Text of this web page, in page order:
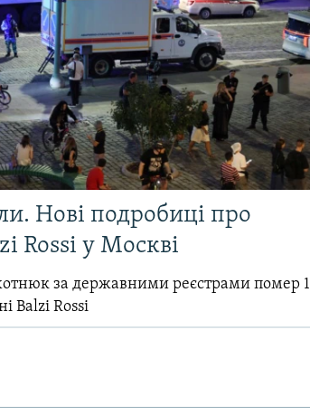
Нові подробиці про
Rossi у Москві
за державними реєстрами помер 1
Balzi Rossi